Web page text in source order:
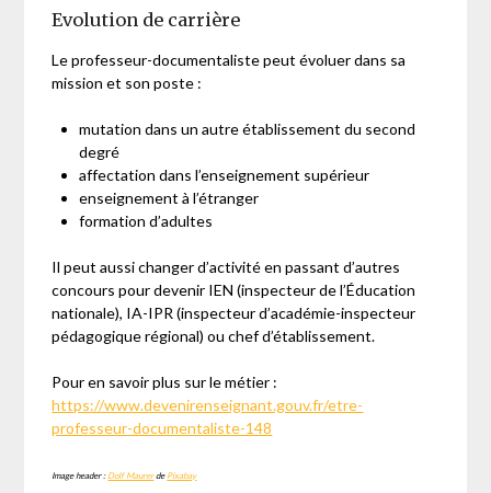
Evolution de carrière
Le professeur-documentaliste peut évoluer dans sa
mission et son poste :
mutation dans un autre établissement du second
degré
affectation dans l’enseignement supérieur
enseignement à l’étranger
formation d’adultes
Il peut aussi changer d’activité en passant d’autres
concours pour devenir IEN (inspecteur de l’Éducation
nationale), IA-IPR (inspecteur d’académie-inspecteur
pédagogique régional) ou chef d’établissement.
Pour en savoir plus sur le métier :
https://www.devenirenseignant.gouv.fr/etre-
professeur-documentaliste-148
Image header : Dolf Maurerde Pixabay